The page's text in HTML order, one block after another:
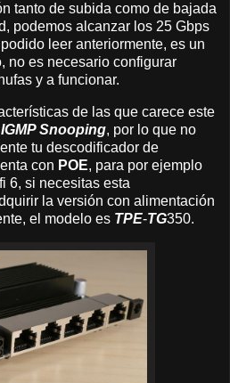
tanto de subida como de bajada
podemos alcanzar los 25 Gbps
leer anteriormente, es un
no es necesario configurar
y a funcionar.
de las que carece este
IGMP Snooping, por lo que no
tu descodificador de
con POE, para por ejemplo
6, si necesitas esta
la versión con alimentación
el modelo es TPE-TG350.